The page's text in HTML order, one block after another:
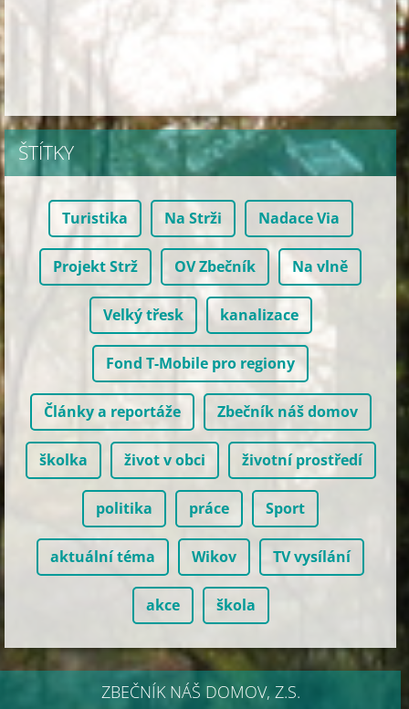
ŠTÍTKY
Turistika Na Strži Nadace Via
Projekt Strž OV Zbečník Na vlně
Velký třesk kanalizace
Fond T-Mobile pro regiony
Články a reportáže Zbečník náš domov
školka život v obci životní prostředí
politika práce Sport
aktuální téma Wikov TV vysílání
akce škola
ZBEČNÍK NÁŠ DOMOV, Z.S.